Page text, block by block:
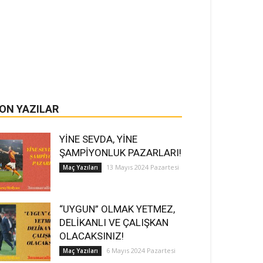
YAZILAR
YİNE SEVDA, YİNE
ŞAMPİYONLUK PAZARLARI!
Maç Yazıları 13 Mayıs 2024 Pazartesi
“UYGUN” OLMAK YETMEZ,
DELİKANLI VE ÇALIŞKAN
OLACAKSINIZ!
Maç Yazıları 6 Mayıs 2024 Pazartesi